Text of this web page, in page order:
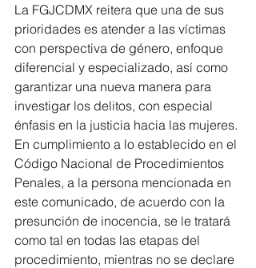
La FGJCDMX reitera que una de sus
prioridades es atender a las víctimas
con perspectiva de género, enfoque
diferencial y especializado, así como
garantizar una nueva manera para
investigar los delitos, con especial
énfasis en la justicia hacia las mujeres.
En cumplimiento a lo establecido en el
Código Nacional de Procedimientos
Penales, a la persona mencionada en
este comunicado, de acuerdo con la
presunción de inocencia, se le tratará
como tal en todas las etapas del
procedimiento, mientras no se declare